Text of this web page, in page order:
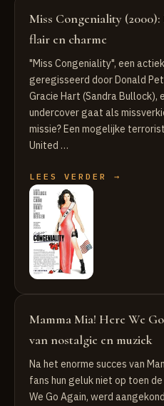
Miss Congeniality
flair en charme
"Miss Congeniality", een
geregisseerd door Donald
Gracie Hart (Sandra Bullock),
undercover gaat als
missie? Een mogelijke
United …
LEES VERDER →
Mamma Mia! Here We
van nostalgie en muziek
Na het enorme succes van
fans hun geluk niet op toen
We Go Again, werd